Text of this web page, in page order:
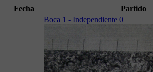
Fecha Partido
Boca 1 - Independiente 0